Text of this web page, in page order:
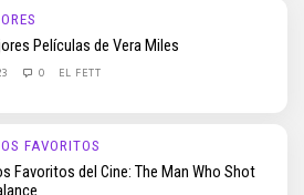
Películas de Vera Miles
0 EL FETT
FAVORITOS
Favoritos del Cine: The Man Who Shot